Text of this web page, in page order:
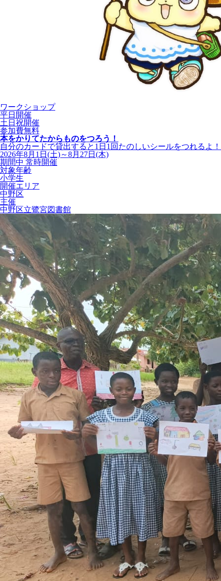
ワークショップ
平日開催
土日祝開催
参加費無料
本をかりてたからものをつろう！
自分のカードで貸出すると1日1回たのしいシールをつれるよ！
2026年8月1日(土)～8月27日(木)
期間中 常時開催
対象年齢
小学生
開催エリア
中野区
主催
中野区立鷺宮図書館